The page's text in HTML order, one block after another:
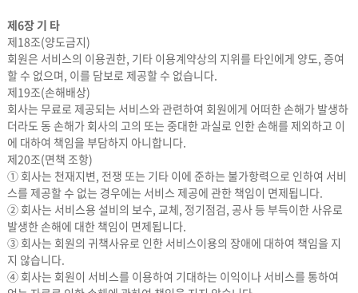
제6장 기 타
제18조(양도금지)
회원은 서비스의 이용권한, 기타 이용계약상의 지위를 타인에게 양도, 증여
할 수 없으며, 이를 담보로 제공할 수 없습니다.
제19조(손해배상)
회사는 무료로 제공되는 서비스와 관련하여 회원에게 어떠한 손해가 발생하
더라도 동 손해가 회사의 고의 또는 중대한 과실로 인한 손해를 제외하고 이
에 대하여 책임을 부담하지 아니합니다.
제20조(면책 조항)
① 회사는 천재지변, 전쟁 또는 기타 이에 준하는 불가항력으로 인하여 서비
스를 제공할 수 없는 경우에는 서비스 제공에 관한 책임이 면제됩니다.
② 회사는 서비스용 설비의 보수, 교체, 정기점검, 공사 등 부득이한 사유로
발생한 손해에 대한 책임이 면제됩니다.
③ 회사는 회원의 귀책사유로 인한 서비스이용의 장애에 대하여 책임을 지
지 않습니다.
④ 회사는 회원이 서비스를 이용하여 기대하는 이익이나 서비스를 통하여